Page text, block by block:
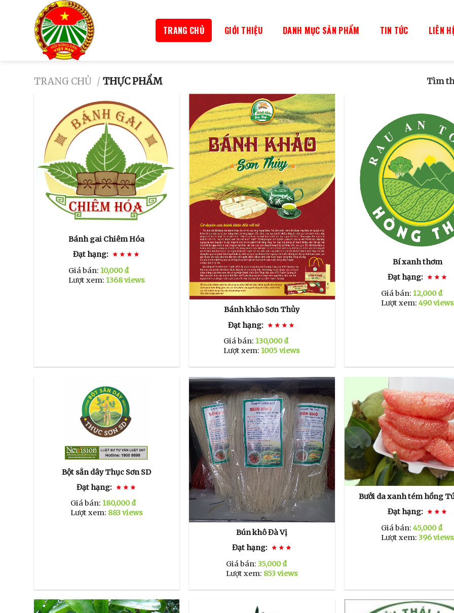
TRANG CHỦ GIỚI THIỆU DANH MỤC SẢN PHẨM TIN TỨC LIÊN
TRANG CHỦ / THỰC PHẨM Tìm
Bánh gai Chiêm Hóa
Đạt hạng:
Giá bán: 10,000 ₫
Lượt xem: 1368 views
Bánh khảo Sơn Thủy
Đạt hạng:
Giá bán:130,000 ₫
Lượt xem:1005 views
Bí xanh thơm
Đạt hạng:
Giá bán: 12,000 ₫
Lượt xem: 490 views
Bột sắn dây Thục Sơn SD
Đạt hạng:
Giá bán: 180,000 ₫
Lượt xem: 883 views
Bún khô Đà Vị
Đạt hạng:
Giá bán: 35,000 ₫
Lượt xem: 853 views
Bưởi da xanh tém hồng
Đạt hạng:
Giá bán: 45,000 ₫
Lượt xem: 396 views